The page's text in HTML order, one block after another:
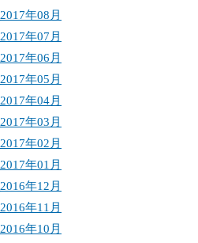
2017年08月
2017年07月
2017年06月
2017年05月
2017年04月
2017年03月
2017年02月
2017年01月
2016年12月
2016年11月
2016年10月